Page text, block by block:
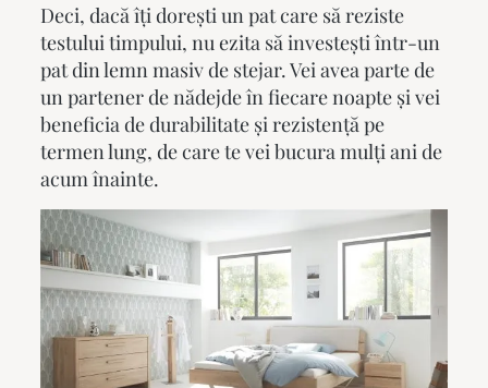
Deci, dacă îți dorești un pat care să reziste
testului timpului, nu ezita să investești într-un
pat din lemn masiv de stejar. Vei avea parte de
un partener de nădejde în fiecare noapte și vei
beneficia de durabilitate și rezistență pe
termen lung, de care te vei bucura mulți ani de
acum înainte.